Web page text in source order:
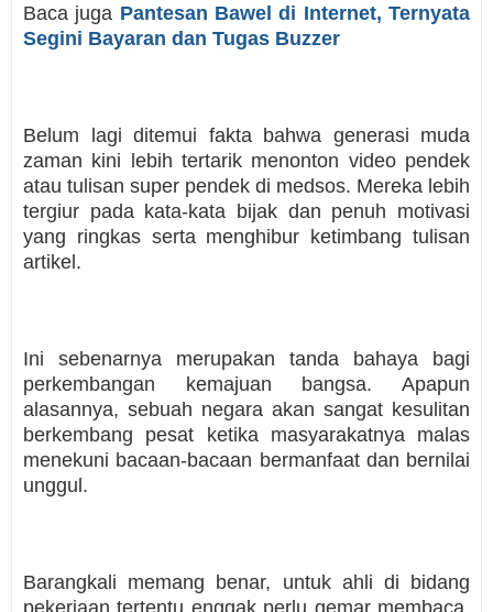
Baca juga Pantesan Bawel di Internet, Ternyata
Segini Bayaran dan Tugas Buzzer
Belum lagi ditemui fakta bahwa generasi muda
zaman kini lebih tertarik menonton video pendek
atau tulisan super pendek di medsos. Mereka lebih
tergiur pada kata-kata bijak dan penuh motivasi
yang ringkas serta menghibur ketimbang tulisan
artikel.
Ini sebenarnya merupakan tanda bahaya bagi
perkembangan kemajuan bangsa. Apapun
alasannya, sebuah negara akan sangat kesulitan
berkembang pesat ketika masyarakatnya malas
menekuni bacaan-bacaan bermanfaat dan bernilai
unggul.
Barangkali memang benar, untuk ahli di bidang
pekerjaan tertentu enggak perlu gemar membaca.